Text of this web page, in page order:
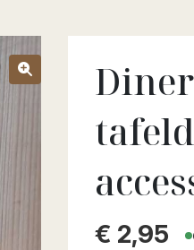
€ 2,95